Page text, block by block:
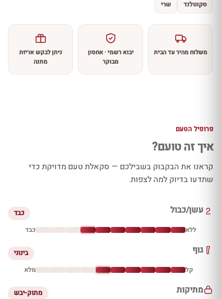
סקוטלנד שרי
משלוח מהיר עד הבית
יבוא רשמי · אחסון
מבוקר
ניתן לבקש אריזת
מתנה
פרופיל הטעם
איך זה טועם?
קראנו את הבקבוק בשבילכם — סקאלת טעם מדויקת כדי
שתדעו בדיוק למה לצפות.
עשן/כבול כבד
ללא כבד
גוף בינוני
קל מלא
מתיקות מתוק-יבש